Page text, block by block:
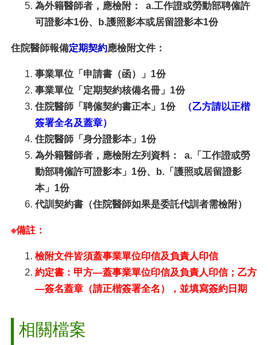
為外籍醫師者，應檢附： a.工作證或勞動部聘僱許
可證影本1份、b.護照影本或居留證影本1份
住院醫師報備定期契約應檢附文件：
事業單位「申請書（函）」1份
事業單位「定期契約核備名冊」1份
住院醫師「聘僱契約書正本」1份
（乙方請以正楷
簽署全名及蓋章）
住院醫師「身分證影本」1份
為外籍醫師者，應檢附左列資料： a.「工作證或勞
動部聘僱許可證影本」1份、b.「護照或居留證影
本」1份
代訓契約書（住院醫師如果是委託代訓者需檢附）
※備註：
檢附文件皆須蓋事業單位印信及負責人印信
約定書：甲方—蓋事業單位印信及負責人印信；乙方
—簽名蓋章（請正楷簽署全名），並填寫簽約日期
相關檔案